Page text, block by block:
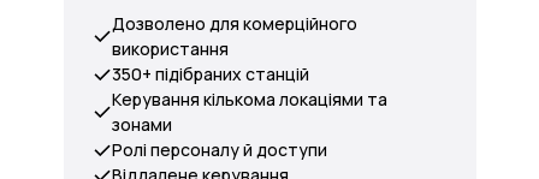
Дозволено для комерційного
використання
350+ підібраних станцій
Керування кількома локаціями та
зонами
Ролі персоналу й доступи